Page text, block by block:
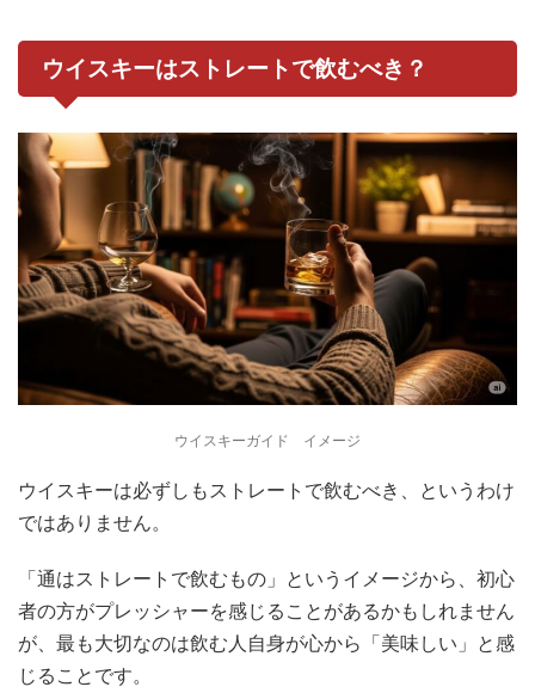
ウイスキーはストレートで飲むべき？
ウイスキーガイド イメージ
ウイスキーは必ずしもストレートで飲むべき、というわけ
ではありません。
「通はストレートで飲むもの」というイメージから、初心
者の方がプレッシャーを感じることがあるかもしれません
が、最も大切なのは飲む人自身が心から「美味しい」と感
じることです。